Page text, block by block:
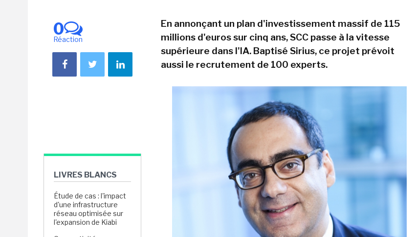
0
Réaction
LIVRES BLANCS
Étude de cas : l'impact
d'une infrastructure
réseau optimisée sur
l'expansion de Kiabi
En annonçant un plan d'investissement massif de 115
millions d'euros sur cinq ans, SCC passe à la vitesse
supérieure dans l'IA. Baptisé Sirius, ce projet prévoit
aussi le recrutement de 100 experts.